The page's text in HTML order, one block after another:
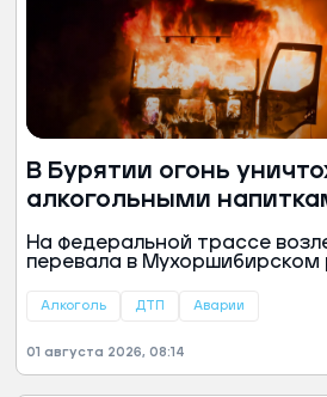
В Бурятии огонь
алкогольными
На федеральной трассе
перевала в Мухоршибирском
напитки.
Алкоголь ДТП Аварии
01 августа 2026, 08:14